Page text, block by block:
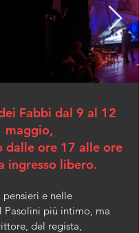
Fabbi dal 9 al 12
maggio,
dalle ore 17 alle ore
ingresso libero.
e nelle
Pasolini più intimo, ma
del regista,